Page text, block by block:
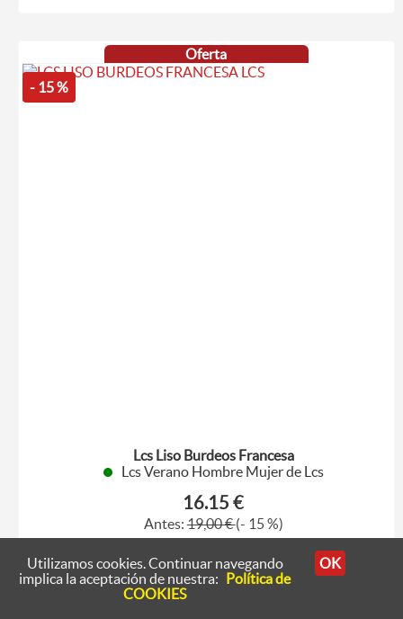
Oferta
- 15 %
Lcs Liso Burdeos Francesa
Lcs Verano Hombre Mujer de Lcs
16.15 €
Antes:19,00 €(- 15 %)
Quedan: 12 Unidades
35
39 41 43 46 47
Utilizamos cookies. Continuar navegando
implica la aceptación de nuestra: Política de
COOKIES
OK